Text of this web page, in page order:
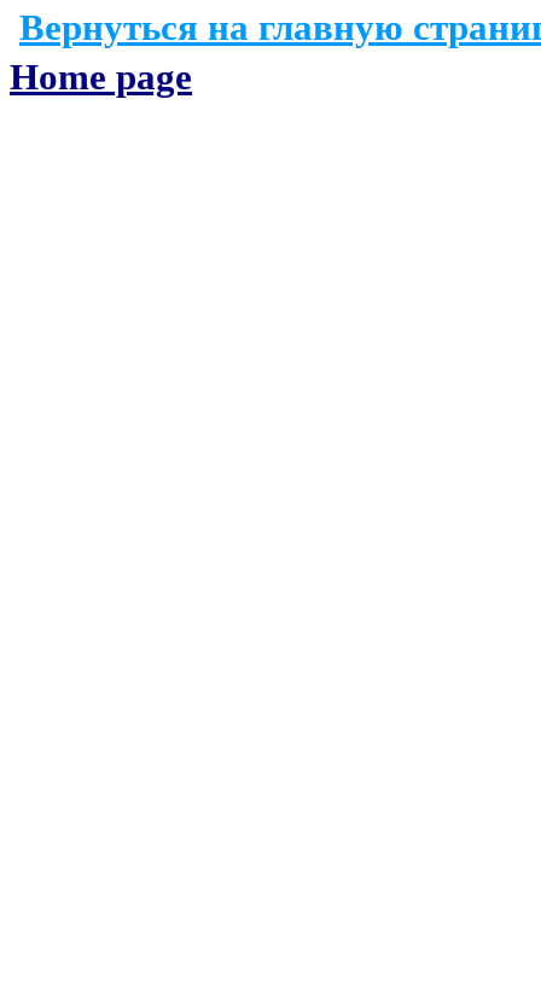
Вернуться на главную
Home page